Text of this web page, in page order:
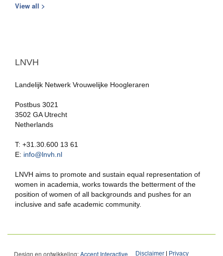
View all >
LNVH
Landelijk Netwerk Vrouwelijke Hoogleraren
Postbus 3021
3502 GA Utrecht
Netherlands
T: +31.30.600 13 61
E: info@lnvh.nl
LNVH aims to promote and sustain equal representation of
women in academia, works towards the betterment of the
position of women of all backgrounds and pushes for an
inclusive and safe academic community.
Design en ontwikkeling:Accent Interactive Disclaimer | Privacy